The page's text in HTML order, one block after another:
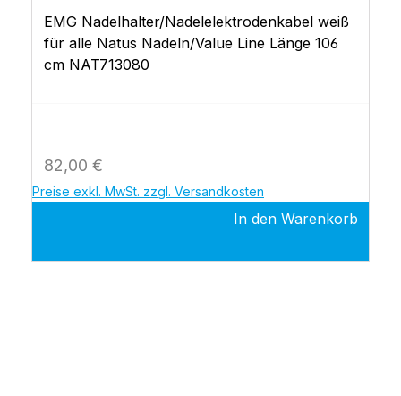
EMG Nadelhalter/Nadelelektrodenkabel weiß
für alle Natus Nadeln/Value Line Länge 106
cm NAT713080
Regulärer Preis:
82,00 €
Preise exkl. MwSt. zzgl. Versandkosten
In den Warenkorb